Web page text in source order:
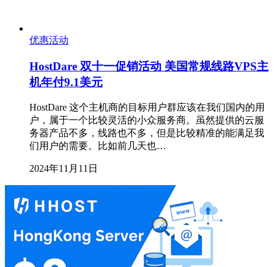
优惠活动
HostDare 双十一促销活动 美国常规线路VPS主
机年付9.1美元
HostDare 这个主机商的目标用户群应该在我们国内的用
户，属于一个比较灵活的小众服务商。虽然提供的云服
务器产品不多，线路也不多，但是比较精准的能满足我
们用户的需要。比如前几天也…
2024年11月11日